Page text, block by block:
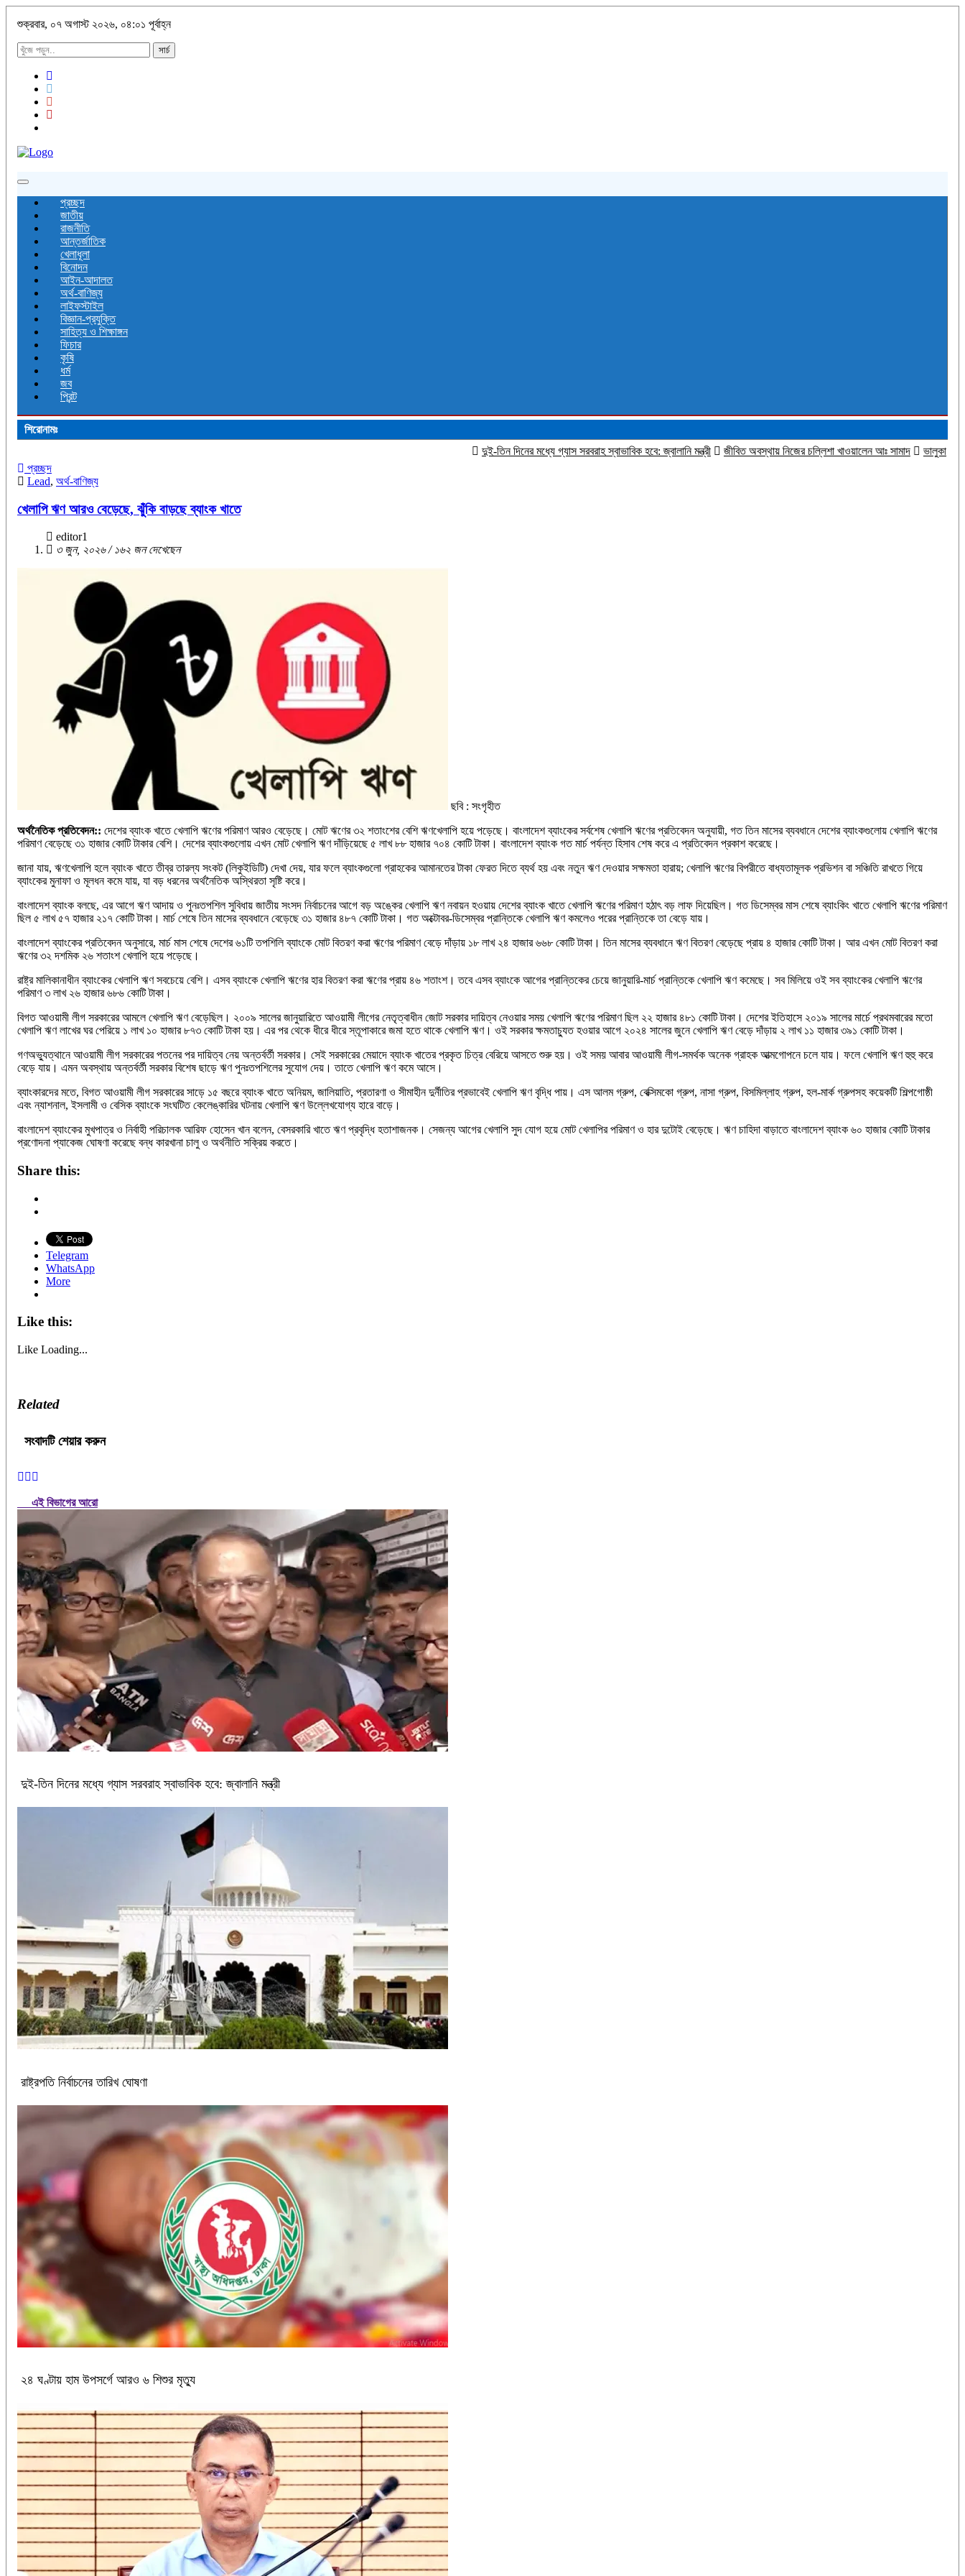
শুক্রবার, ০৭ অগাস্ট ২০২৬, ০৪:০১ পূর্বাহ্ন
সার্চ
Toggle
navigationপ্রচ্ছদ
জাতীয়
রাজনীতি
আন্তর্জাতিক
খেলাধূলা
বিনোদন
আইন-আদালত
অর্থ-বাণিজ্য
লাইফস্টাইল
বিজ্ঞান-প্রযুক্তি
সাহিত্য ও শিক্ষাঙ্গন
ফিচার
কৃষি
ধর্ম
জব
প্রিন্ট
শিরোনামঃ
দুই-তিন দিনের মধ্যে গ্যাস সরবরাহ স্বাভাবিক হবে: জ্বালানি মন্ত্রী
জীবিত অবস্থায় নিজের চল্লিশা খাওয়ালেন আঃ সামাদ
ভালুকায় পুকুর থেকে
প্রচ্ছদ
Lead, অর্থ-বাণিজ্য
খেলাপি ঋণ আরও বেড়েছে, ঝুঁকি বাড়ছে ব্যাংক খাতে
editor1
৩ জুন, ২০২৬ / ১৬২ জন দেখেছেন
ছবি : সংগৃহীত
অর্থনৈতিক প্রতিবেদন:: দেশের ব্যাংক খাতে খেলাপি ঋণের পরিমাণ আরও বেড়েছে। মোট ঋণের ৩২ শতাংশের বেশি ঋণখেলাপি হয়ে পড়েছে। বাংলাদেশ ব্যাংকের সর্বশেষ খেলাপি ঋণের প্রতিবেদন অনুযায়ী, গত তিন মাসের ব্যবধানে দেশের ব্যাংকগুলোয় খেলাপি ঋণের
পরিমাণ বেড়েছে ৩১ হাজার কোটি টাকার বেশি। দেশের ব্যাংকগুলোয় এখন মোট খেলাপি ঋণ দাঁড়িয়েছে ৫ লাখ ৮৮ হাজার ৭০৪ কোটি টাকা। বাংলাদেশ ব্যাংক গত মার্চ পর্যন্ত হিসাব শেষ করে এ প্রতিবেদন প্রকাশ করেছে।
জানা যায়, ঋণখেলাপি হলে ব্যাংক খাতে তীব্র তারল্য সংকট (লিকুইডিটি) দেখা দেয়, যার ফলে ব্যাংকগুলো গ্রাহকের আমানতের টাকা ফেরত দিতে ব্যর্থ হয় এবং নতুন ঋণ দেওয়ার সক্ষমতা হারায়; খেলাপি ঋণের বিপরীতে বাধ্যতামূলক প্রভিশন বা সঞ্চিতি রাখতে গিয়ে
ব্যাংকের মুনাফা ও মূলধন কমে যায়, যা বড় ধরনের অর্থনৈতিক অস্থিরতা সৃষ্টি করে।
বাংলাদেশ ব্যাংক বলছে, এর আগে ঋণ আদায় ও পুনঃতপশিল সুবিধায় জাতীয় সংসদ নির্বাচনের আগে বড় অঙ্কের খেলাপি ঋণ নবায়ন হওয়ায় দেশের ব্যাংক খাতে খেলাপি ঋণের পরিমাণ হঠাৎ বড় লাফ দিয়েছিল। গত ডিসেম্বর মাস শেষে ব্যাংকিং খাতে খেলাপি ঋণের পরিমাণ
ছিল ৫ লাখ ৫৭ হাজার ২১৭ কোটি টাকা। মার্চ শেষে তিন মাসের ব্যবধানে বেড়েছে ৩১ হাজার ৪৮৭ কোটি টাকা। গত অক্টোবর-ডিসেম্বর প্রান্তিকে খেলাপি ঋণ কমলেও পরের প্রান্তিকে তা বেড়ে যায়।
বাংলাদেশ ব্যাংকের প্রতিবেদন অনুসারে, মার্চ মাস শেষে দেশের ৬১টি তপশিলি ব্যাংকে মোট বিতরণ করা ঋণের পরিমাণ বেড়ে দাঁড়ায় ১৮ লাখ ২৪ হাজার ৬৬৮ কোটি টাকা। তিন মাসের ব্যবধানে ঋণ বিতরণ বেড়েছে প্রায় ৪ হাজার কোটি টাকা। আর এখন মোট বিতরণ করা
ঋণের ৩২ দশমিক ২৬ শতাংশ খেলাপি হয়ে পড়েছে।
রাষ্ট্র মালিকানাধীন ব্যাংকের খেলাপি ঋণ সবচেয়ে বেশি। এসব ব্যাংকে খেলাপি ঋণের হার বিতরণ করা ঋণের প্রায় ৪৬ শতাংশ। তবে এসব ব্যাংকে আগের প্রান্তিকের চেয়ে জানুয়ারি-মার্চ প্রান্তিকে খেলাপি ঋণ কমেছে। সব মিলিয়ে ওই সব ব্যাংকের খেলাপি ঋণের
পরিমাণ ৩ লাখ ২৬ হাজার ৬৮৬ কোটি টাকা।
বিগত আওয়ামী লীগ সরকারের আমলে খেলাপি ঋণ বেড়েছিল। ২০০৯ সালের জানুয়ারিতে আওয়ামী লীগের নেতৃত্বাধীন জোট সরকার দায়িত্ব নেওয়ার সময় খেলাপি ঋণের পরিমাণ ছিল ২২ হাজার ৪৮১ কোটি টাকা। দেশের ইতিহাসে ২০১৯ সালের মার্চে প্রথমবারের মতো
খেলাপি ঋণ লাখের ঘর পেরিয়ে ১ লাখ ১০ হাজার ৮৭৩ কোটি টাকা হয়। এর পর থেকে ধীরে ধীরে স্তূপাকারে জমা হতে থাকে খেলাপি ঋণ। ওই সরকার ক্ষমতাচ্যুত হওয়ার আগে ২০২৪ সালের জুনে খেলাপি ঋণ বেড়ে দাঁড়ায় ২ লাখ ১১ হাজার ৩৯১ কোটি টাকা।
গণঅভ্যুত্থানে আওয়ামী লীগ সরকারের পতনের পর দায়িত্ব নেয় অন্তর্বর্তী সরকার। সেই সরকারের মেয়াদে ব্যাংক খাতের প্রকৃত চিত্র বেরিয়ে আসতে শুরু হয়। ওই সময় আবার আওয়ামী লীগ-সমর্থক অনেক গ্রাহক আত্মগোপনে চলে যায়। ফলে খেলাপি ঋণ হুহু করে
বেড়ে যায়। এমন অবস্থায় অন্তর্বর্তী সরকার বিশেষ ছাড়ে ঋণ পুনঃতপশিলের সুযোগ দেয়। তাতে খেলাপি ঋণ কমে আসে।
ব্যাংকারদের মতে, বিগত আওয়ামী লীগ সরকারের সাড়ে ১৫ বছরে ব্যাংক খাতে অনিয়ম, জালিয়াতি, প্রতারণা ও সীমাহীন দুর্নীতির প্রভাবেই খেলাপি ঋণ বৃদ্ধি পায়। এস আলম গ্রুপ, বেক্সিমকো গ্রুপ, নাসা গ্রুপ, বিসমিল্লাহ গ্রুপ, হল-মার্ক গ্রুপসহ কয়েকটি শিল্পগোষ্ঠী
এবং ন্যাশনাল, ইসলামী ও বেসিক ব্যাংকে সংঘটিত কেলেঙ্কারির ঘটনায় খেলাপি ঋণ উল্লেখযোগ্য হারে বাড়ে।
বাংলাদেশ ব্যাংকের মুখপাত্র ও নির্বাহী পরিচালক আরিফ হোসেন খান বলেন, বেসরকারি খাতে ঋণ প্রবৃদ্ধি হতাশাজনক। সেজন্য আগের খেলাপি সুদ যোগ হয়ে মোট খেলাপির পরিমাণ ও হার দুটোই বেড়েছে। ঋণ চাহিদা বাড়াতে বাংলাদেশ ব্যাংক ৬০ হাজার কোটি টাকার
প্রণোদনা প্যাকেজ ঘোষণা করেছে বন্ধ কারখানা চালু ও অর্থনীতি সক্রিয় করতে।
Share this:
Telegram
WhatsApp
More
Like this:
Like Loading...
Related
সংবাদটি শেয়ার করুন
এই বিভাগের আরো
দুই-তিন দিনের মধ্যে গ্যাস সরবরাহ স্বাভাবিক হবে: জ্বালানি মন্ত্রী
রাষ্ট্রপতি নির্বাচনের তারিখ ঘোষণা
২৪ ঘণ্টায় হাম উপসর্গে আরও ৬ শিশুর মৃত্যু